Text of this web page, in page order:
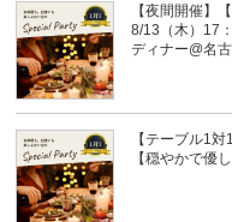
【夜間開催】
8/13（木）17
ディナー@名古
【テーブル1
【穏やかで優